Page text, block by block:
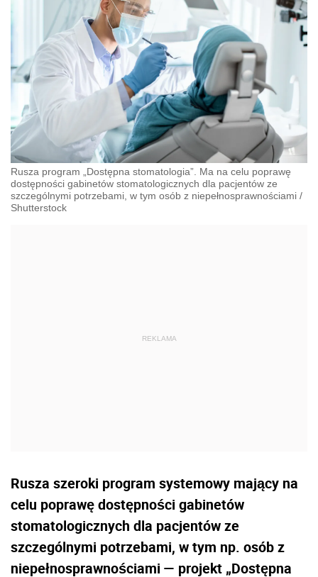
Rusza program „Dostępna stomatologia”. Ma na celu poprawę
dostępności gabinetów stomatologicznych dla pacjentów ze
szczególnymi potrzebami, w tym osób z niepełnosprawnościami /
Shutterstock
Rusza szeroki program systemowy mający na
celu poprawę dostępności gabinetów
stomatologicznych dla pacjentów ze
szczególnymi potrzebami, w tym np. osób z
niepełnosprawnościami — projekt „Dostępna